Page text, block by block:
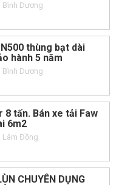
| Bình Dương
thùng bạt dài
hành 5 năm
| Bình Dương
8 tấn. Bán xe tải Faw
6m2
| Lâm Đồng
CHUYÊN DỤNG